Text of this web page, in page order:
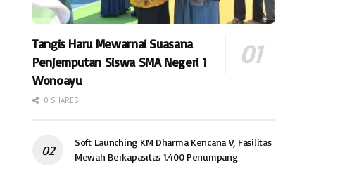
Tangis Haru Mewarnai Suasana
Penjemputan Siswa SMA Negeri 1
Wonoayu
0 SHARES
Soft Launching KM Dharma Kencana V, Fasilitas
Mewah Berkapasitas 1.400 Penumpang